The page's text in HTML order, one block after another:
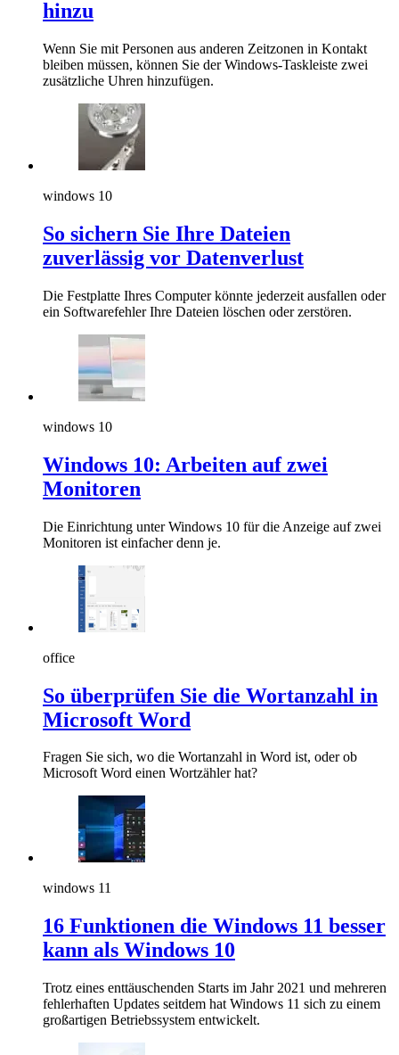
hinzu
Wenn Sie mit Personen aus anderen Zeitzonen in Kontakt
bleiben müssen, können Sie der Windows-Taskleiste zwei
zusätzliche Uhren hinzufügen.
windows 10
So sichern Sie Ihre Dateien
zuverlässig vor Datenverlust
Die Festplatte Ihres Computer könnte jederzeit ausfallen oder
ein Softwarefehler Ihre Dateien löschen oder zerstören.
windows 10
Windows 10: Arbeiten auf zwei
Monitoren
Die Einrichtung unter Windows 10 für die Anzeige auf zwei
Monitoren ist einfacher denn je.
office
So überprüfen Sie die Wortanzahl in
Microsoft Word
Fragen Sie sich, wo die Wortanzahl in Word ist, oder ob
Microsoft Word einen Wortzähler hat?
windows 11
16 Funktionen die Windows 11 besser
kann als Windows 10
Trotz eines enttäuschenden Starts im Jahr 2021 und mehreren
fehlerhaften Updates seitdem hat Windows 11 sich zu einem
großartigen Betriebssystem entwickelt.